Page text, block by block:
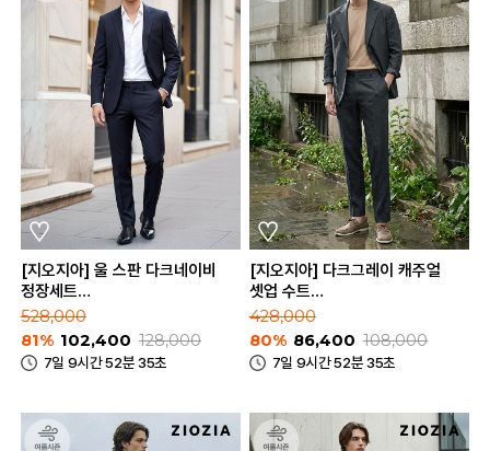
[지오지아] 울 스판 다크네이비
정장세트
(AAE2SB1301_AAE2SP1301_DNV)
528,000
81% 102,400 128,000
7일 9시간 52분 35초
[지오지아] 다크그레이 캐주얼
셋업 수트
428,000
80% 86,400 108,000
7일 9시간 52분 35초